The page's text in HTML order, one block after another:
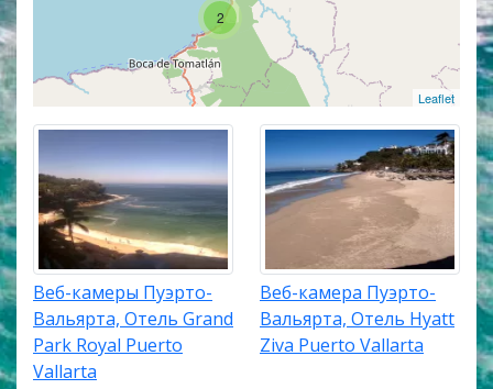
покажет точное местоположение каждой веб
камеры в Пуэрто-Вальярта.
2
Leaflet
Веб-камеры Пуэрто-
Вальярта, Отель Grand
Park Royal Puerto
Vallarta
Веб-камера Пуэрто-
Вальярта, Отель Hyatt
Ziva Puerto Vallarta